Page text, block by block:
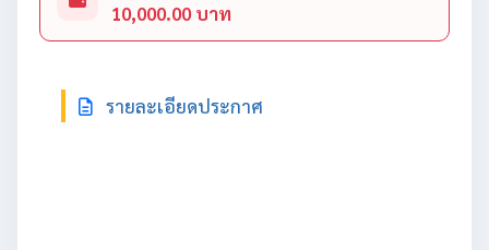
10,000.00 บาท
รายละเอียดประกาศ